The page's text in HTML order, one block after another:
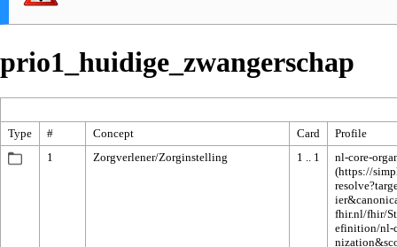
prio1_huidige_zwangerschap
Type # Concept Card
Profile
1
Zorgverlener/Zorginstelling 1 .. 1 nl-core-